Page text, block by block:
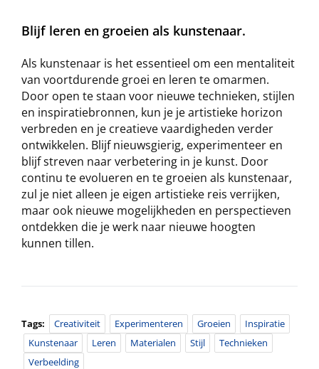
Blijf leren en groeien als kunstenaar.
Als kunstenaar is het essentieel om een mentaliteit
van voortdurende groei en leren te omarmen.
Door open te staan voor nieuwe technieken, stijlen
en inspiratiebronnen, kun je je artistieke horizon
verbreden en je creatieve vaardigheden verder
ontwikkelen. Blijf nieuwsgierig, experimenteer en
blijf streven naar verbetering in je kunst. Door
continu te evolueren en te groeien als kunstenaar,
zul je niet alleen je eigen artistieke reis verrijken,
maar ook nieuwe mogelijkheden en perspectieven
ontdekken die je werk naar nieuwe hoogten
kunnen tillen.
Tags: Creativiteit Experimenteren Groeien
Inspiratie
Kunstenaar
Leren Materialen Stijl
Technieken
Verbeelding